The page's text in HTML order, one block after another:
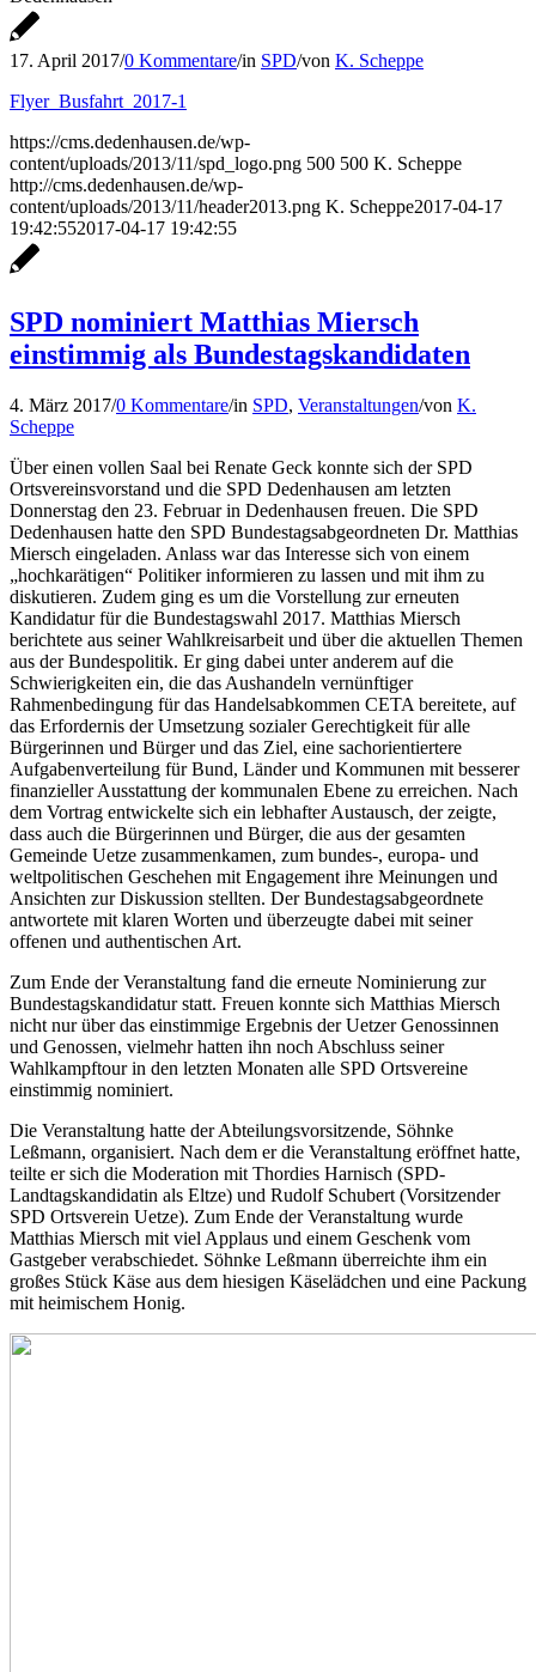
17. April 2017/0 Kommentare/in SPD/von K. Scheppe
Flyer_Busfahrt_2017-1
https://cms.dedenhausen.de/wp-
content/uploads/2013/11/spd_logo.png 500 500 K. Scheppe
http://cms.dedenhausen.de/wp-
content/uploads/2013/11/header2013.png K. Scheppe2017-04-17
19:42:552017-04-17 19:42:55
SPD nominiert Matthias Miersch
einstimmig als Bundestagskandidaten
4. März 2017/0 Kommentare/in SPD, Veranstaltungen/von K.
Scheppe
Über einen vollen Saal bei Renate Geck konnte sich der SPD
Ortsvereinsvorstand und die SPD Dedenhausen am letzten
Donnerstag den 23. Februar in Dedenhausen freuen. Die SPD
Dedenhausen hatte den SPD Bundestagsabgeordneten Dr. Matthias
Miersch eingeladen. Anlass war das Interesse sich von einem
„hochkarätigen“ Politiker informieren zu lassen und mit ihm zu
diskutieren. Zudem ging es um die Vorstellung zur erneuten
Kandidatur für die Bundestagswahl 2017. Matthias Miersch
berichtete aus seiner Wahlkreisarbeit und über die aktuellen Themen
aus der Bundespolitik. Er ging dabei unter anderem auf die
Schwierigkeiten ein, die das Aushandeln vernünftiger
Rahmenbedingung für das Handelsabkommen CETA bereitete, auf
das Erfordernis der Umsetzung sozialer Gerechtigkeit für alle
Bürgerinnen und Bürger und das Ziel, eine sachorientiertere
Aufgabenverteilung für Bund, Länder und Kommunen mit besserer
finanzieller Ausstattung der kommunalen Ebene zu erreichen. Nach
dem Vortrag entwickelte sich ein lebhafter Austausch, der zeigte,
dass auch die Bürgerinnen und Bürger, die aus der gesamten
Gemeinde Uetze zusammenkamen, zum bundes-, europa- und
weltpolitischen Geschehen mit Engagement ihre Meinungen und
Ansichten zur Diskussion stellten. Der Bundestagsabgeordnete
antwortete mit klaren Worten und überzeugte dabei mit seiner
offenen und authentischen Art.
Zum Ende der Veranstaltung fand die erneute Nominierung zur
Bundestagskandidatur statt. Freuen konnte sich Matthias Miersch
nicht nur über das einstimmige Ergebnis der Uetzer Genossinnen
und Genossen, vielmehr hatten ihn noch Abschluss seiner
Wahlkampftour in den letzten Monaten alle SPD Ortsvereine
einstimmig nominiert.
Die Veranstaltung hatte der Abteilungsvorsitzende, Söhnke
Leßmann, organisiert. Nach dem er die Veranstaltung eröffnet hatte,
teilte er sich die Moderation mit Thordies Harnisch (SPD-
Landtagskandidatin als Eltze) und Rudolf Schubert (Vorsitzender
SPD Ortsverein Uetze). Zum Ende der Veranstaltung wurde
Matthias Miersch mit viel Applaus und einem Geschenk vom
Gastgeber verabschiedet. Söhnke Leßmann überreichte ihm ein
großes Stück Käse aus dem hiesigen Käselädchen und eine Packung
mit heimischem Honig.